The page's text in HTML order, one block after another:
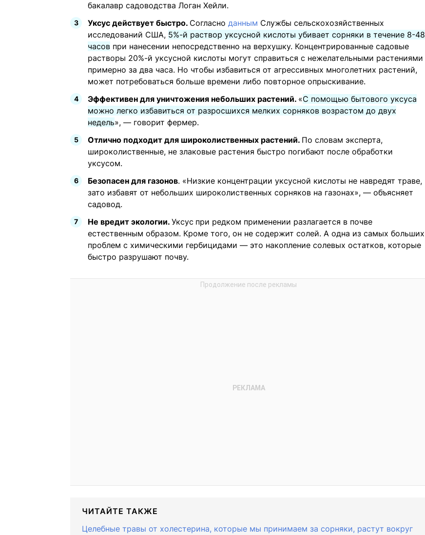
бакалавр садоводства Логан Хейли.
Уксус действует быстро. Согласно данным Службы сельскохозяйственных
исследований США, 5%-й раствор уксусной кислоты убивает сорняки в течение 8-48
часов при нанесении непосредственно на верхушку. Концентрированные садовые
растворы 20%-й уксусной кислоты могут справиться с нежелательными растениями
примерно за два часа. Но чтобы избавиться от агрессивных многолетних растений,
может потребоваться больше времени либо повторное опрыскивание.
Эффективен для уничтожения небольших растений. «С помощью бытового уксуса
можно легко избавиться от разросшихся мелких сорняков возрастом до двух
недель», — говорит фермер.
Отлично подходит для широколиственных растений. По словам эксперта,
широколиственные, не злаковые растения быстро погибают после обработки
уксусом.
Безопасен для газонов. «Низкие концентрации уксусной кислоты не навредят траве,
зато избавят от небольших широколиственных сорняков на газонах», — объясняет
садовод.
Не вредит экологии. Уксус при редком применении разлагается в почве
естественным образом. Кроме того, он не содержит солей. А одна из самых больших
проблем с химическими гербицидами — это накопление солевых остатков, которые
быстро разрушают почву.
ЧИТАЙТЕ ТАКЖЕ
Целебные травы от холестерина, которые мы принимаем за сорняки, растут вокруг